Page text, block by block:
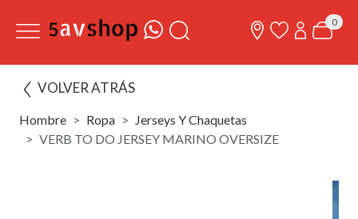
0
VOLVER ATRÁS
Hombre Ropa
Jerseys Y Chaquetas
VERB TO DO JERSEY MARINO OVERSIZE